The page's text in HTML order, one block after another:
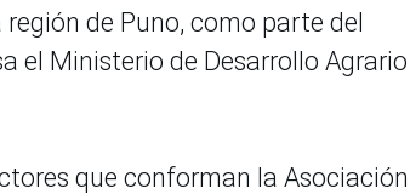
de Puno, como parte del
el Ministerio de Desarrollo
que conforman la